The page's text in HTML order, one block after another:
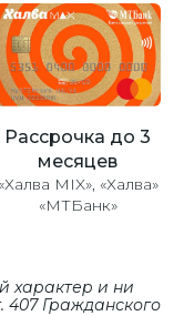
Рассрочка до 3
месяцев
«Халва MIX», «Халва»
«МТБанк»
характер и ни
407 Гражданского